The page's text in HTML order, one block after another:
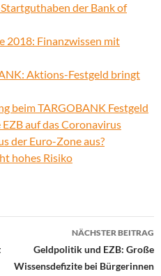
der Bank of
2018: Finanzwissen mit
Aktions-Festgeld bringt
beim TARGOBANK Festgeld
EZB auf das Coronavirus
der Euro-Zone aus?
hohes Risiko
NÄCHSTER BEITRAG
Geldpolitik und EZB: Große
Wissensdefizite bei Bürgerinnen